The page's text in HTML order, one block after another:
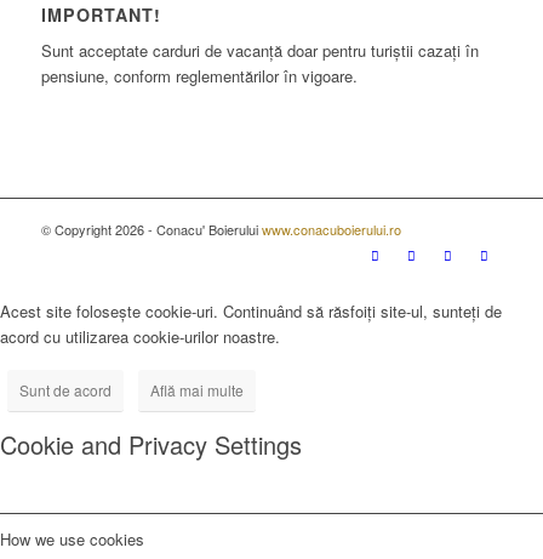
IMPORTANT!
Sunt acceptate carduri de vacanță doar pentru turiștii cazați în
pensiune, conform reglementărilor în vigoare.
© Copyright 2026 - Conacu' Boieruluiwww.conacuboierului.ro
Acest site folosește cookie-uri. Continuând să răsfoiți site-ul, sunteți de
acord cu utilizarea cookie-urilor noastre.
Sunt de acord Află mai multe
Cookie and Privacy Settings
How we use cookies